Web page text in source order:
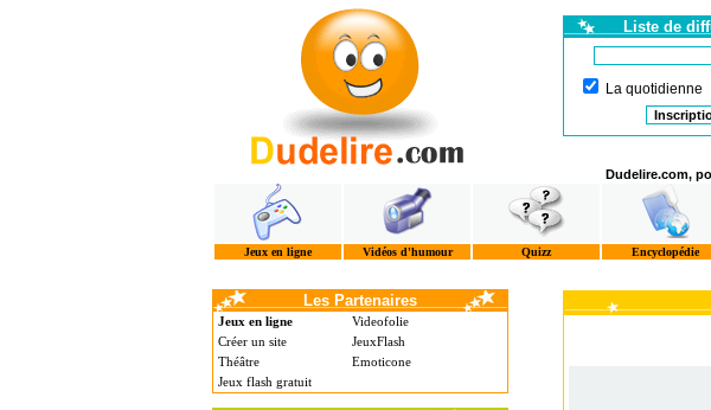
Liste de
La quotidienne
Dudelire.com,
Jeux en ligne Vidéos d'humour Quizz Encyclopédie
Les Partenaires
Jeux en ligne
Créer un site
Théâtre
Jeux flash gratuit
Videofolie
JeuxFlash
Emoticone